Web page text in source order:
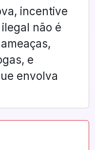
incentive
não é
e
envolva